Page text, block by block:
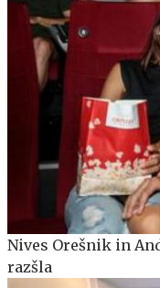
Nives Orešnik in
razšla